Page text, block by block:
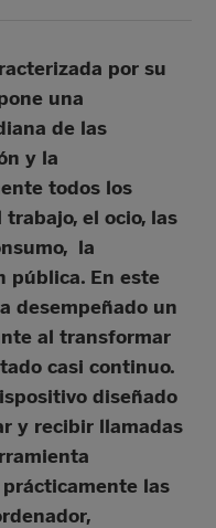
por su
una
de las
y la
todos los
el ocio, las
la
pública. En este
desempeñado un
al transformar
casi continuo.
diseñado
y recibir llamadas
las